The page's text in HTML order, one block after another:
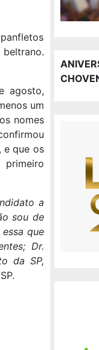
agosto,
um
nomes
e que os
a
sou de
que
Dr.
da SP,